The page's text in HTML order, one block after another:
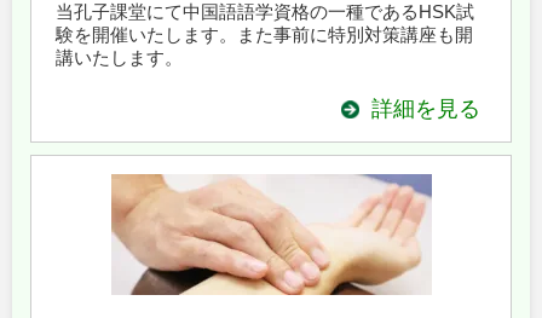
当孔子課堂にて中国語語学資格の一種であるHSK試
験を開催いたします。また事前に特別対策講座も開
講いたします。
詳細を見る